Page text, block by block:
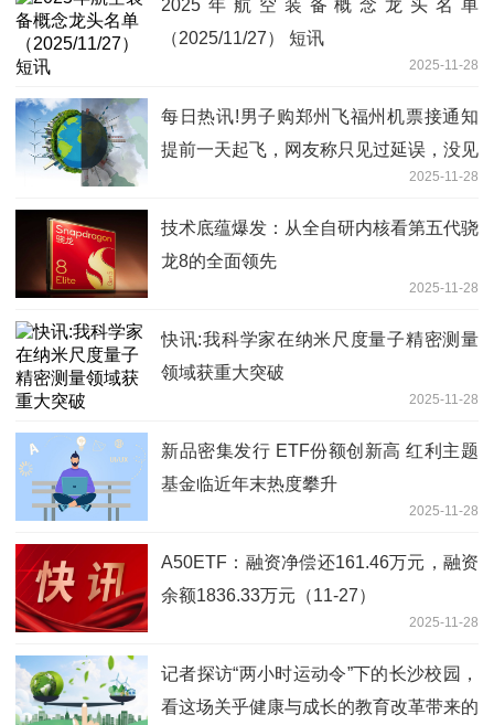
2025年航空装备概念龙头名单
（2025/11/27） 短讯
2025-11-28
每日热讯!男子购郑州飞福州机票接通知
提前一天起飞，网友称只见过延误，没见
过提前，航司：当天航班取消，进行了调
整
2025-11-28
技术底蕴爆发：从全自研内核看第五代骁
龙8的全面领先
2025-11-28
快讯:我科学家在纳米尺度量子精密测量
领域获重大突破
2025-11-28
新品密集发行 ETF份额创新高 红利主题
基金临近年末热度攀升
2025-11-28
A50ETF：融资净偿还161.46万元，融资
余额1836.33万元（11-27）
2025-11-28
记者探访“两小时运动令”下的长沙校园，
看这场关乎健康与成长的教育改革带来的